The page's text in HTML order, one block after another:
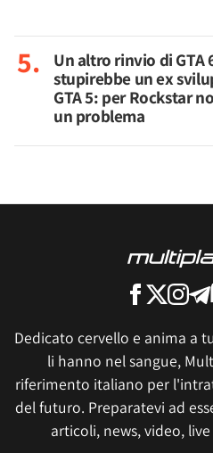
Un altro rinvio di GTA
stupirebbe un ex
GTA 5: per Rockstar
un problema
Dedicato cervello e anima a
li hanno nel sangue,
riferimento italiano per
del futuro. Preparatevi ad
articoli, news, video,